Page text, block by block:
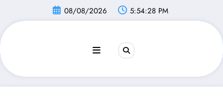
conteúdo
08/08/2026 5:54:29 PM